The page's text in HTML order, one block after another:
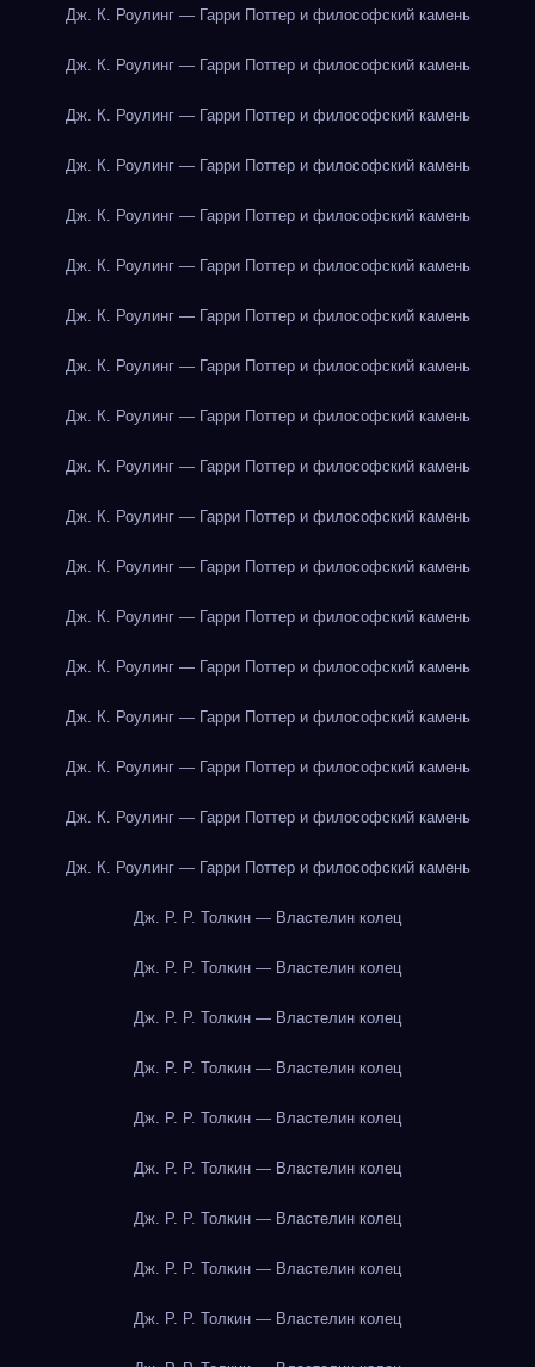
Дж. К. Роулинг — Гарри Поттер и философский камень
Дж. К. Роулинг — Гарри Поттер и философский камень
Дж. К. Роулинг — Гарри Поттер и философский камень
Дж. К. Роулинг — Гарри Поттер и философский камень
Дж. К. Роулинг — Гарри Поттер и философский камень
Дж. К. Роулинг — Гарри Поттер и философский камень
Дж. К. Роулинг — Гарри Поттер и философский камень
Дж. К. Роулинг — Гарри Поттер и философский камень
Дж. К. Роулинг — Гарри Поттер и философский камень
Дж. К. Роулинг — Гарри Поттер и философский камень
Дж. К. Роулинг — Гарри Поттер и философский камень
Дж. К. Роулинг — Гарри Поттер и философский камень
Дж. К. Роулинг — Гарри Поттер и философский камень
Дж. К. Роулинг — Гарри Поттер и философский камень
Дж. К. Роулинг — Гарри Поттер и философский камень
Дж. К. Роулинг — Гарри Поттер и философский камень
Дж. К. Роулинг — Гарри Поттер и философский камень
Дж. К. Роулинг — Гарри Поттер и философский камень
Дж. Р. Р. Толкин — Властелин колец
Дж. Р. Р. Толкин — Властелин колец
Дж. Р. Р. Толкин — Властелин колец
Дж. Р. Р. Толкин — Властелин колец
Дж. Р. Р. Толкин — Властелин колец
Дж. Р. Р. Толкин — Властелин колец
Дж. Р. Р. Толкин — Властелин колец
Дж. Р. Р. Толкин — Властелин колец
Дж. Р. Р. Толкин — Властелин колец